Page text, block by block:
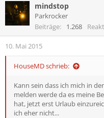
mindstop
Parkrocker
Beiträge
1.268
10. Mai 2015
HouseMD schrieb:
Kann sein dass ich mich in
melden werde da es meine
hat, jetzt erst Urlaub
ich eher nicht...